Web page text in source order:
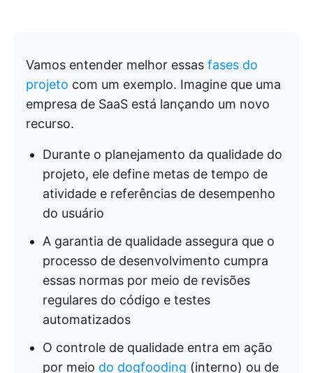
Vamos entender melhor essas fases do
projeto com um exemplo. Imagine que uma
empresa de SaaS está lançando um novo
recurso.
Durante o planejamento da qualidade do
projeto, ele define metas de tempo de
atividade e referências de desempenho
do usuário
A garantia de qualidade assegura que o
processo de desenvolvimento cumpra
essas normas por meio de revisões
regulares do código e testes
automatizados
O controle de qualidade entra em ação
por meio do dogfooding (interno) ou de